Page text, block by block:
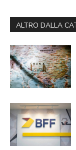
ALTRO DALLA